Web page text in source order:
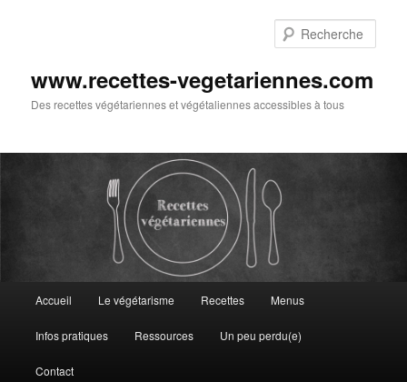
www.recettes-vegetariennes.com
Des recettes végétariennes et végétaliennes accessibles à tous
Accueil Le végétarisme Recettes Menus
Infos pratiques Ressources Un peu perdu(e)
Contact